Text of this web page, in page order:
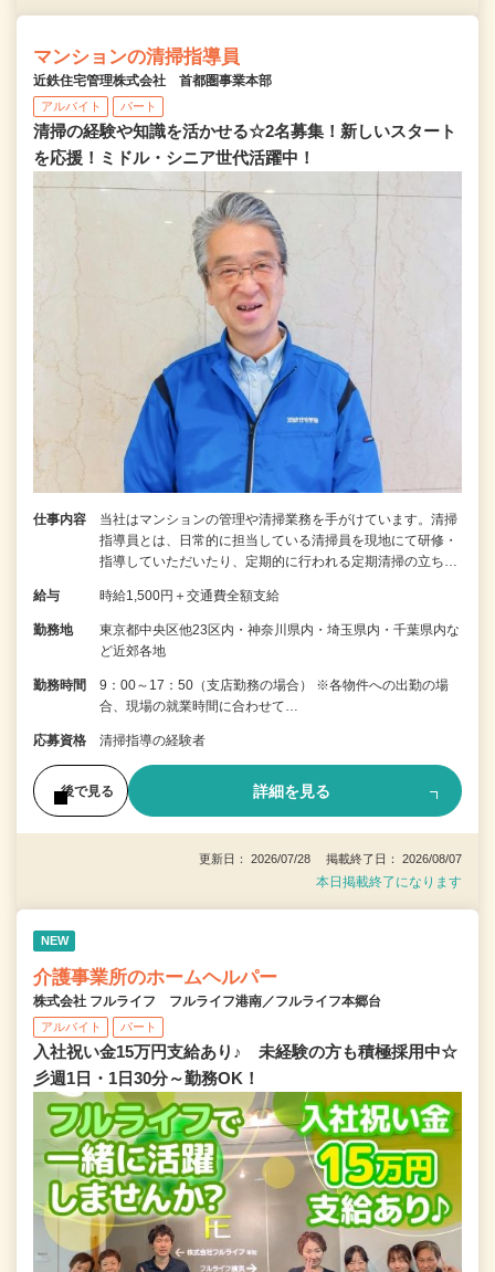
マンションの清掃指導員
近鉄住宅管理株式会社 首都圏事業本部
アルバイト パート
清掃の経験や知識を活かせる☆2名募集！新しいスタート
を応援！ミドル・シニア世代活躍中！
仕事内容
当社はマンションの管理や清掃業務を手がけています。清掃
指導員とは、日常的に担当している清掃員を現地にて研修・
指導していただいたり、定期的に行われる定期清掃の立ち…
給与 時給1,500円＋交通費全額支給
勤務地
東京都中央区他23区内・神奈川県内・埼玉県内・千葉県内な
ど近郊各地
勤務時間
9：00～17：50（支店勤務の場合） ※各物件への出勤の場
合、現場の就業時間に合わせて…
応募資格 清掃指導の経験者
後で見る 詳細を見る
更新日： 2026/07/28 掲載終了日： 2026/08/07
本日掲載終了になります
NEW
介護事業所のホームヘルパー
株式会社 フルライフ フルライフ港南／フルライフ本郷台
アルバイト パート
入社祝い金15万円支給あり♪ 未経験の方も積極採用中☆
彡週1日・1日30分～勤務OK！